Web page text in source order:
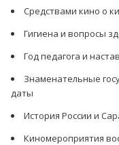
Средствами кино о
Гигиена и вопросы
Год педагога и
Знаменательные
даты
История России и
Киномероприятия